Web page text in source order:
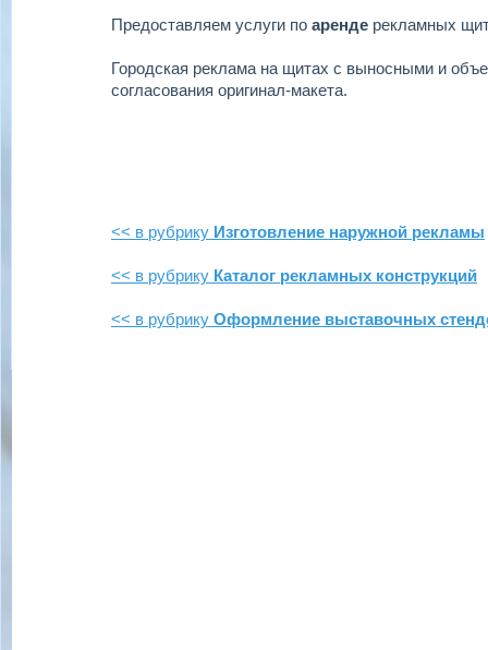
Предоставляем услуги по аренде рекламных
Городская реклама на щитах с выносными и
согласования оригинал-макета.
<< в рубрику Изготовление наружной рекламы
<< в рубрику Каталог рекламных конструкций
<< в рубрику Оформление выставочных